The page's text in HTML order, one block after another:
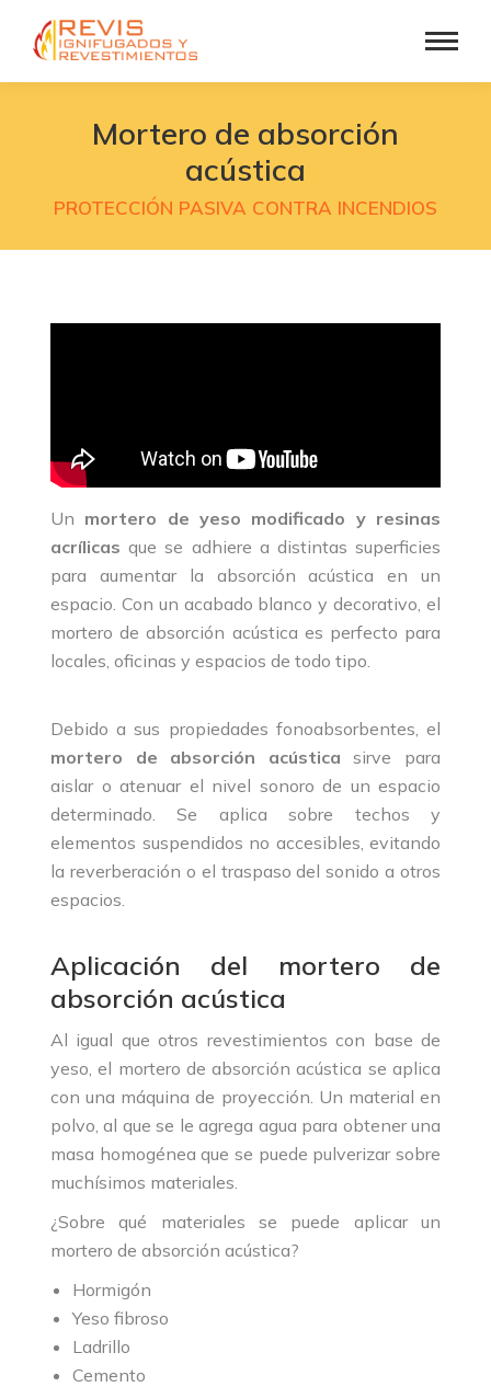
Mortero de absorción
acústica
PROTECCIÓN PASIVA CONTRA INCENDIOS
Un mortero de yeso modificado y resinas
acrílicas que se adhiere a distintas superficies
para aumentar la absorción acústica en un
espacio. Con un acabado blanco y decorativo, el
mortero de absorción acústica es perfecto para
locales, oficinas y espacios de todo tipo.
Debido a sus propiedades fonoabsorbentes, el
mortero de absorción acústica sirve para
aislar o atenuar el nivel sonoro de un espacio
determinado. Se aplica sobre techos y
elementos suspendidos no accesibles, evitando
la reverberación o el traspaso del sonido a otros
espacios.
Aplicación del mortero de
absorción acústica
Al igual que otros revestimientos con base de
yeso, el mortero de absorción acústica se aplica
con una máquina de proyección. Un material en
polvo, al que se le agrega agua para obtener una
masa homogénea que se puede pulverizar sobre
muchísimos materiales.
¿Sobre qué materiales se puede aplicar un
mortero de absorción acústica?
Hormigón
Yeso fibroso
Ladrillo
Cemento